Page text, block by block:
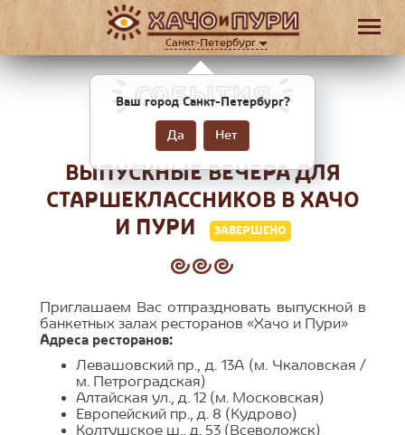
Санкт-Петербург
Ваш город Санкт-Петербург?
Да Нет
СОБЫТИЯ
ВЫПУСКНЫЕ ВЕЧЕРА ДЛЯ
СТАРШЕКЛАССНИКОВ В ХАЧО
И ПУРИ
ЗАВЕРШЕНО
Приглашаем Вас отпраздновать выпускной в
банкетных залах ресторанов «Хачо и Пури»
Адреса ресторанов:
Левашовский пр., д. 13А (м. Чкаловская /
м. Петроградская)
Алтайская ул., д. 12 (м. Московская)
Европейский пр., д. 8 (Кудрово)
Колтушское ш., д. 53 (Всеволожск)